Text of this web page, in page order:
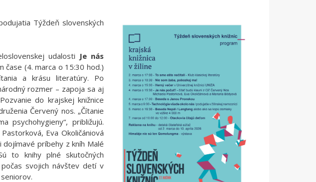
Týždeň slovenských
udalosti Je nás
čase (4. marca o 15:30 hod.)
a krásu literatúry. Po
rozmer – zapoja sa aj
do krajskej knižnice
Červený nos. „Čítanie
psychohygieny“, približujú.
Eva Okoličániová
príbehy z kníh Malé
to knihy plné skutočných
svojich návštev detí v